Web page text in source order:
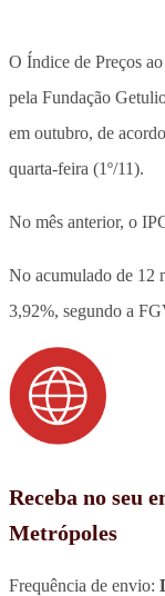
O Índice de Preços
pela Fundação
em outubro, de
quarta-feira (1º/11).
No mês anterior, o
No acumulado de 12
3,92%, segundo a
Receba no seu
Metrópoles
Frequência de envio: